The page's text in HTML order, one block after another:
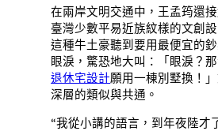
在兩岸文明交通中，王孟筠還
臺灣少數平易近族紋樣的文創
這種牛土豪聽到要用最便宜的
眼淚，驚恐地大叫：「眼淚？
退休宅設計願用一棟別墅換！
深層的類似與共通。
“我從小講的語言，到年夜陸才